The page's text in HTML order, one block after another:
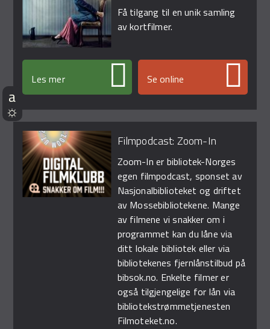
Få tilgang til en unik samling
av kortfilmer.
Les mer Se online
Filmpodcast: Zoom-In
Zoom-In er bibliotek-Norges
egen filmpodcast, sponset av
Nasjonalbiblioteket og driftet
av Mossebibliotekene. Mange
av filmene vi snakker om i
programmet kan du låne via
ditt lokale bibliotek eller via
bibliotekenes fjernlånstilbud på
bibsok.no. Enkelte filmer er
også tilgjengelige for lån via
bibliotekstrømmetjenesten
Filmoteket.no.